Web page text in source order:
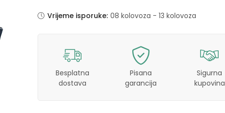
Vrijeme isporuke: 08 kolovoza - 13 kolovoza
Besplatna
dostava
Pisana
garancija
Sigurna
kupovina